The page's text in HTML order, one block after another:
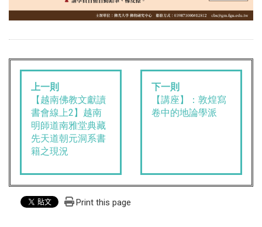
上一則
【越南佛教文獻讀
書會線上2】越南
明師道南雅堂典藏
先天道朝元洞系書
籍之現況
下一則
【講座】：敦煌寫
卷中的地論學派
Print this page